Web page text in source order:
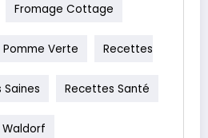
Fromage Cottage
Pomme Verte Recettes
Recettes Santé